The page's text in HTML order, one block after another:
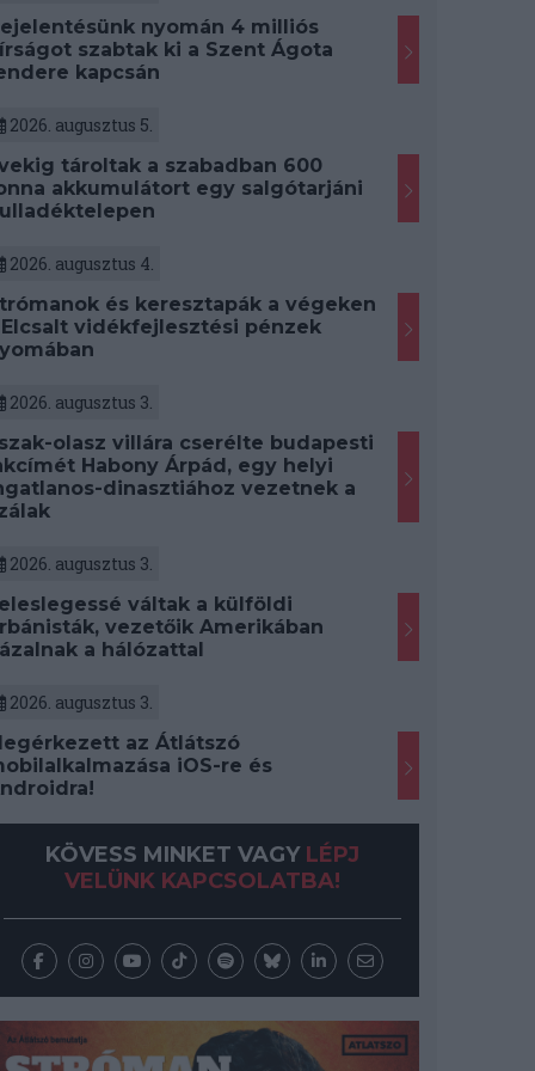
nyomán 4 milliós
szabtak ki a Szent Ágota
kapcsán
2026. augusztus 5.
tároltak a szabadban 600
akkumulátort egy salgótarjáni
2026. augusztus 4.
és keresztapák a végeken
Elcsalt vidékfejlesztési pénzek
2026. augusztus 3.
olasz villára cserélte budapesti
Habony Árpád, egy helyi
dinasztiához vezetnek a
2026. augusztus 3.
váltak a külföldi
vezetőik Amerikában
a hálózattal
2026. augusztus 3.
az Átlátszó
iOS-re és
KÖVESS MINKET VAGY LÉPJ
VELÜNK KAPCSOLATBA!